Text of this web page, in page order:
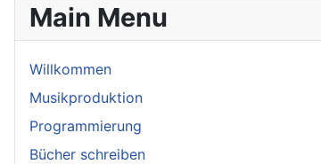
Main Menu
Willkommen
Musikproduktion
Programmierung
Bücher schreiben